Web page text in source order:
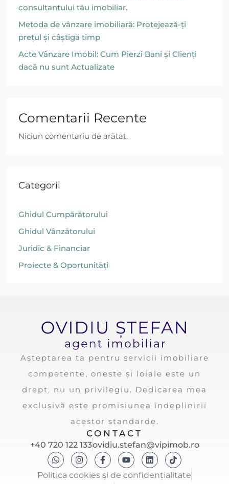
consultantului tău imobiliar.
Metoda de vânzare imobiliară: Protejează-ți
prețul și câștigă timp
Acte Vânzare Imobil: Cum Pierzi Bani și Clienți
dacă nu sunt Actualizate
Comentarii Recente
Niciun comentariu de arătat.
Categorii
Ghidul Cumpărătorului
Ghidul Vânzătorului
Juridic & Financiar
Proiecte & Oportunități
Așteptarea ta pentru servicii imobiliare
competente, oneste și loiale este un
drept, nu un privilegiu. Dedicarea mea
exclusivă este promisiunea îndeplinirii
acestor standarde.
CONTACT
+40 720 122 133ovidiu.stefan@vipimob.ro
Politica cookies și de confidențialitate